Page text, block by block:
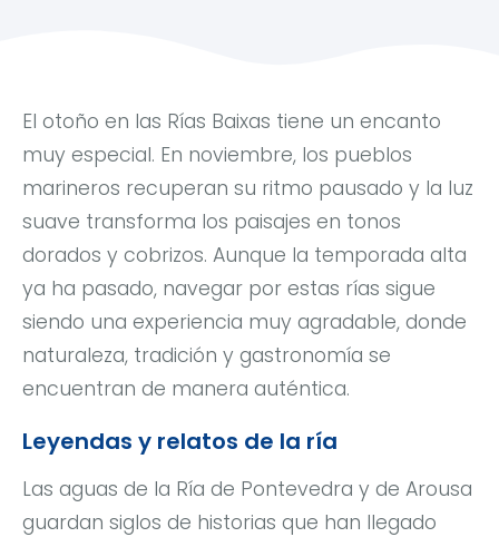
El otoño en las Rías Baixas tiene un encanto
muy especial. En noviembre, los pueblos
marineros recuperan su ritmo pausado y la luz
suave transforma los paisajes en tonos
dorados y cobrizos. Aunque la temporada alta
ya ha pasado, navegar por estas rías sigue
siendo una experiencia muy agradable, donde
naturaleza, tradición y gastronomía se
encuentran de manera auténtica.
Leyendas y relatos de la ría
Las aguas de la Ría de Pontevedra y de Arousa
guardan siglos de historias que han llegado